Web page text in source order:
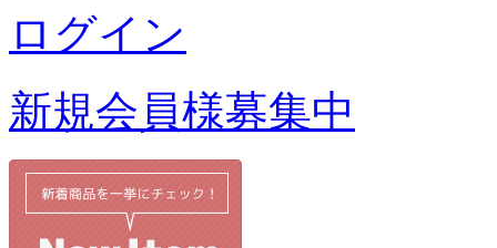
ログイン
新規会員様募集中